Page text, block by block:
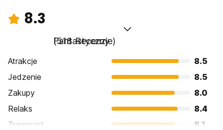
8.3
Fantastyczny
(518 Recenzje)
Atrakcje
8.5
Jedzenie
8.5
Zakupy
8.0
Relaks
8.4
Transport
8.1